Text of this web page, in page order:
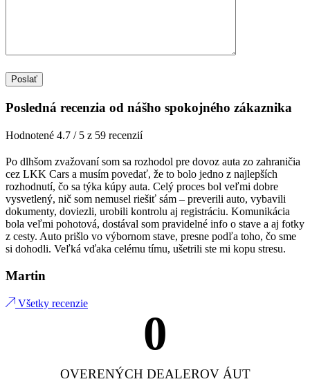
Posledná recenzia od nášho spokojného zákaznika
Hodnotené 4.7 / 5 z 59 recenzií
Po dlhšom zvažovaní som sa rozhodol pre dovoz auta zo zahraničia
cez LKK Cars a musím povedať, že to bolo jedno z najlepších
rozhodnutí, čo sa týka kúpy auta. Celý proces bol veľmi dobre
vysvetlený, nič som nemusel riešiť sám – preverili auto, vybavili
dokumenty, doviezli, urobili kontrolu aj registráciu. Komunikácia
bola veľmi pohotová, dostával som pravidelné info o stave a aj fotky
z cesty. Auto prišlo vo výbornom stave, presne podľa toho, čo sme
si dohodli. Veľká vďaka celému tímu, ušetrili ste mi kopu stresu.
Martin
Všetky recenzie
OVERENÝCH DEALEROV ÁUT
0